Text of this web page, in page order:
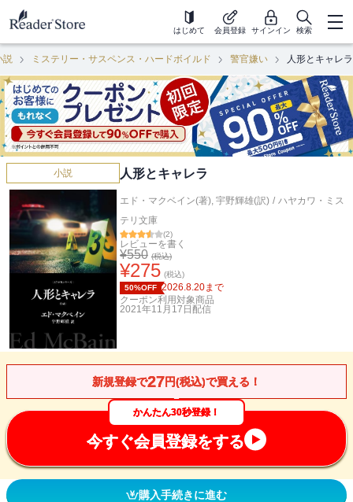
はじめて 会員登録 サインイン 検索
説 ミステリー・サスペンス・ハードボイルド 警官嫌い 人形とキャレラ
小説 人形とキャレラ
エド・マクベイン(著), 宇野輝雄(訳) / ハヤカワ・ミス
テリ文庫
(2)
レビューを書く
¥550 (税込)
¥275 (税込)
50%OFF 2026.8.20まで
クーポン利用対象商品
2021年11月17日 配信
新規登録で27円(税込)で買える！
かんたん30秒登録！
今すぐ会員登録をする
購入手続きに進む